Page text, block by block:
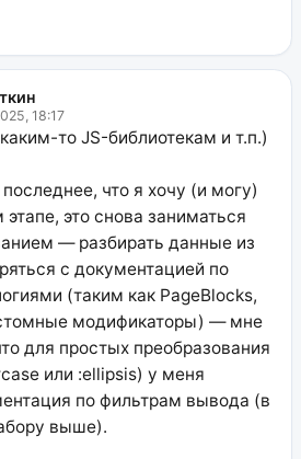
18:17
то JS-библиотекам и т.п.)
что я хочу (и могу)
этапе, это снова заниматься
— разбирать данные из
с документацией по
(таким как PageBlocks,
модификаторы) — мне
для простых преобразования
или :ellipsis) у меня
по фильтрам вывода (в
выше).